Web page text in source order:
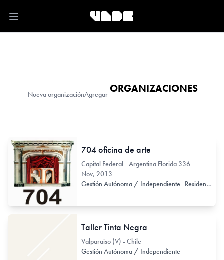
Open main menu
Nueva organizaciónAgregar ORGANIZACIONES
704 oficina de arte
Capital Federal - Argentina Florida 336
Nov, 2013
Gestión Autónoma / Independiente Residencia de Artistas
Taller Tinta Negra
Valparaiso (V) - Chile
Gestión Autónoma / Independiente